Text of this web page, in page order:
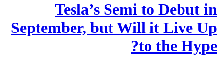
Tesla’s Semi to Debut in
September, but Will it Live Up
to the Hype?